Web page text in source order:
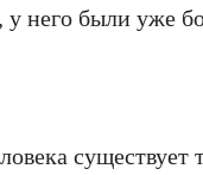
него были уже
существует